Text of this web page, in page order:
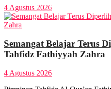
4 Agustus 2026
Semangat Belajar Terus
Tahfidz Fathiyyah Zahra
4 Agustus 2026